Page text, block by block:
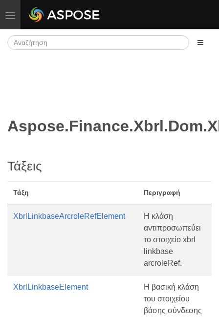
Εναλλαγή πλοήγησης
Τάξεις
Τάξη Περιγραφή
XbrlLinkbaseArcroleRefElement
Η κλάση
αντιπροσωπεύει
το στοιχείο xbrl
linkbase
arcroleRef.
XbrlLinkbaseElement
Η βασική κλάση
του στοιχείου
βάσης σύνδεσης